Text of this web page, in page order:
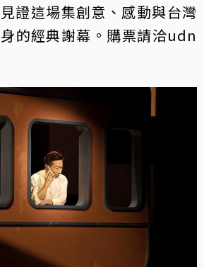
證這場集創意、感動與台灣
的經典謝幕。購票請洽udn